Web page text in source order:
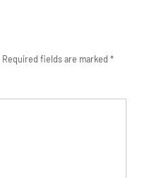
Required fields are marked*